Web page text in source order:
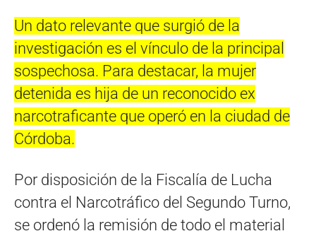
Un dato relevante que surgió de la
investigación es el vínculo de la principal
sospechosa. Para destacar, la mujer
detenida es hija de un reconocido ex
narcotraficante que operó en la ciudad de
Córdoba.
Por disposición de la Fiscalía de Lucha
contra el Narcotráfico del Segundo Turno,
se ordenó la remisión de todo el material